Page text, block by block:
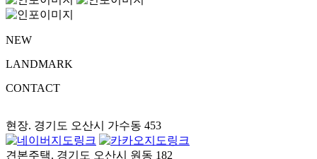
NEW
LANDMARK
CONTACT
현장. 경기도 오산시 가수동 453
견본주택. 경기도 오산시 원동 182